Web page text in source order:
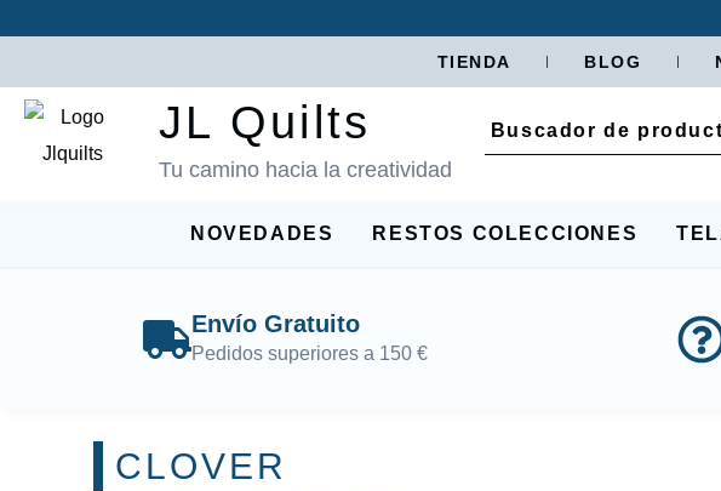
TIENDA BLOG
JL Quilts
Tu camino hacia la creatividad
NOVEDADES RESTOS COLECCIONES
Envío Gratuito
Pedidos superiores a 150 €
CLOVER